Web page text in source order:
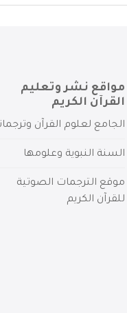
مواقع نشر وتعليم
القرآن الكريم
الجامع لعلوم القرآن
السنة النبوية وعلومها
موقع الترجمات الصوتية
للقرآن الكريم